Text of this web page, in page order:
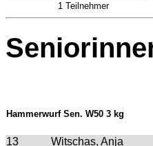
1 Teilnehmer
Hammerwurf Sen. W50 3 kg
13 Witschas, Anja